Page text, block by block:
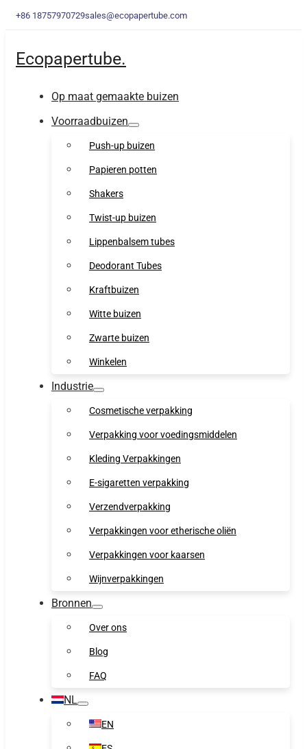
+86 18757970729sales@ecopapertube.com
Ecopapertube.
Op maat gemaakte buizen
Voorraadbuizen
Push-up buizen
Papieren potten
Shakers
Twist-up buizen
Lippenbalsem tubes
Deodorant Tubes
Kraftbuizen
Witte buizen
Zwarte buizen
Winkelen
Industrie
Cosmetische verpakking
Verpakking voor voedingsmiddelen
Kleding Verpakkingen
E-sigaretten verpakking
Verzendverpakking
Verpakkingen voor etherische oliën
Verpakkingen voor kaarsen
Wijnverpakkingen
Bronnen
Over ons
Blog
FAQ
NL
EN